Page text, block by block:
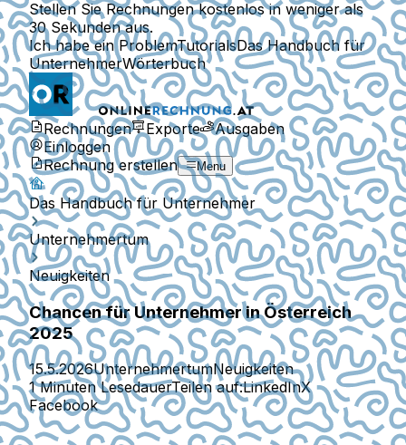
Stellen Sie Rechnungen kostenlos in weniger als
30 Sekunden aus.
Ich habe ein ProblemTutorialsDas Handbuch für
UnternehmerWörterbuch
Rechnungen Exporte
Ausgaben
Einloggen
Rechnung erstellen
Menu
Das Handbuch für Unternehmer
Unternehmertum
Neuigkeiten
Chancen für Unternehmer in Österreich
2025
15.5.2026UnternehmertumNeuigkeiten
1 Minuten LesedauerTeilen auf:LinkedInX
Facebook